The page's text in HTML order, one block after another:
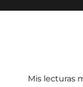
Mis lecturas